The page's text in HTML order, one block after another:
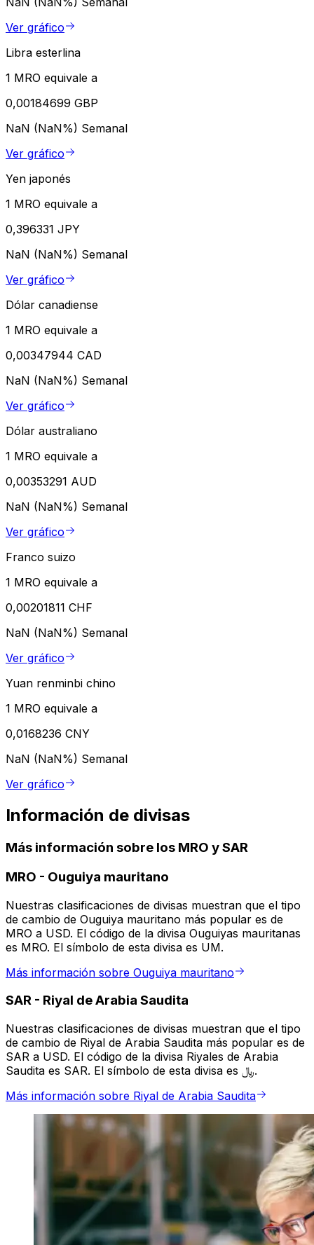
Ver gráfico
Libra esterlina
1 MRO equivale a
0,00184699 GBP
NaN (NaN%) Semanal
Ver gráfico
Yen japonés
1 MRO equivale a
0,396331 JPY
NaN (NaN%) Semanal
Ver gráfico
Dólar canadiense
1 MRO equivale a
0,00347944 CAD
NaN (NaN%) Semanal
Ver gráfico
Dólar australiano
1 MRO equivale a
0,00353291 AUD
NaN (NaN%) Semanal
Ver gráfico
Franco suizo
1 MRO equivale a
0,00201811 CHF
NaN (NaN%) Semanal
Ver gráfico
Yuan renminbi chino
1 MRO equivale a
0,0168236 CNY
NaN (NaN%) Semanal
Ver gráfico
Información de divisas
Más información sobre los MRO y SAR
MRO - Ouguiya mauritano
Nuestras clasificaciones de divisas muestran que el tipo
de cambio de Ouguiya mauritano más popular es de
MRO a USD. El código de la divisa Ouguiyas mauritanas
es MRO. El símbolo de esta divisa es UM.
Más información sobre Ouguiya mauritano
SAR - Riyal de Arabia Saudita
Nuestras clasificaciones de divisas muestran que el tipo
de cambio de Riyal de Arabia Saudita más popular es de
SAR a USD. El código de la divisa Riyales de Arabia
Saudita es SAR. El símbolo de esta divisa es ﷼.
Más información sobre Riyal de Arabia Saudita